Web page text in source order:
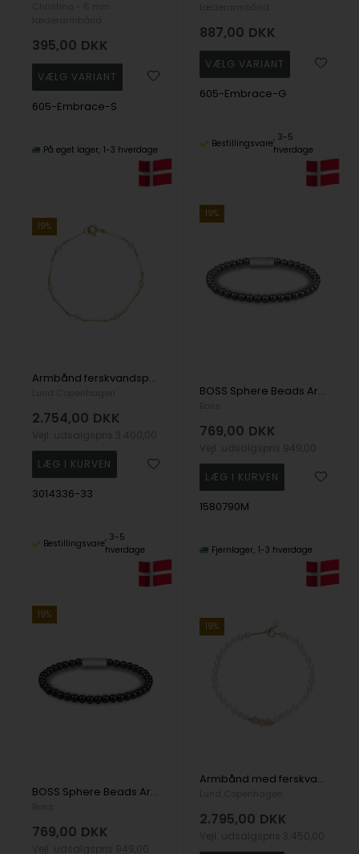
395,00 DKK
605-Embrace-S
På eget lager 1-3 hverdage
887,00 DKK
605-Embrace-G
Bestillingsvare
3-5
hverdage
19%
Armbånd ferskvandsperle., 8 karat
2.754,00 DKK
3014336-33
Bestillingsvare
3-5
hverdage
19%
BOSS Sphere Beads Armbånd, 19 cm
769,00 DKK
1580790M
Fjernlager 1-3 hverdage
19%
BOSS Sphere Beads Armbånd, 19 cm
769,00 DKK
19%
Armbånd med ferskvands perler og blomsterkrans + zirkonia 8 karat
2.795,00 DKK